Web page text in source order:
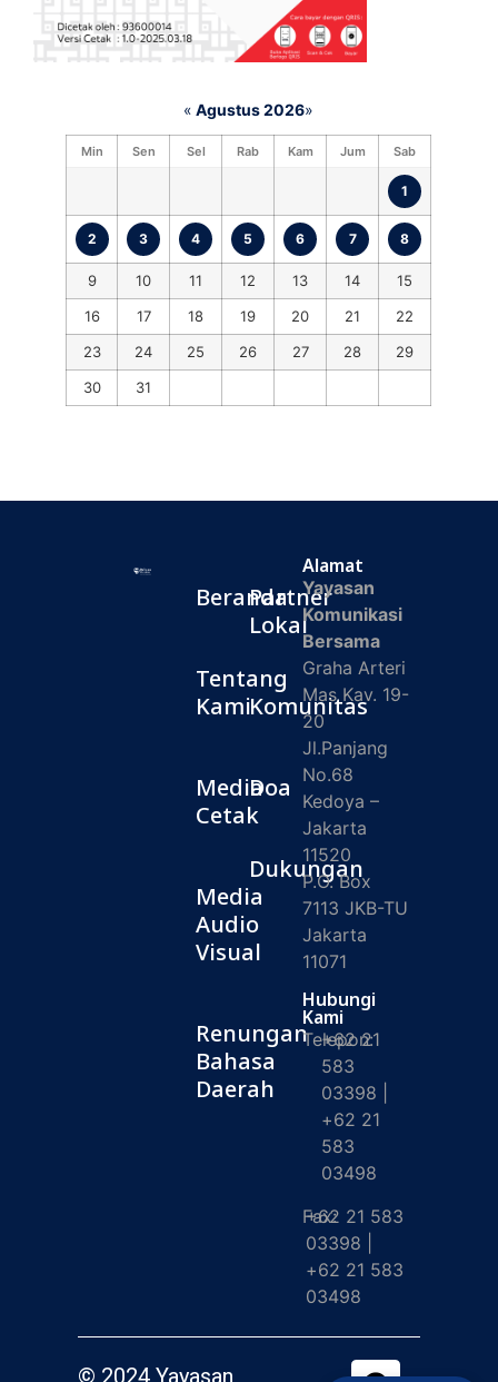
« Agustus 2026»
Min Sen Sel Rab Kam Jum Sab
1
2 3 4 5 6 7 8
9 10 11 12 13 14
15
16
17 18 19 20 21
22
23
24 25 26 27 28
29
30
31
Beranda
Tentang
Kami
Media
Cetak
Media
Audio
Visual
Renungan
Bahasa
Daerah
Partner
Lokal
Komunitas
Doa
Dukungan
Alamat
Yayasan
Komunikasi
Bersama
Graha Arteri
Mas Kav. 19-
20
Jl.Panjang
No.68
Kedoya –
Jakarta
11520
P.O. Box
7113 JKB-TU
Jakarta
11071
Hubungi
Kami
Telepon:
+62 21
583
03398 |
+62 21
583
03498
Fax:
+62 21 583
03398 |
+62 21 583
03498